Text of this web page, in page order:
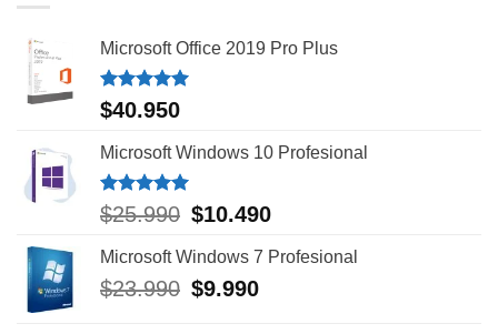
Microsoft Office 2019 Pro Plus
Valorado
con5.00
$40.950
Microsoft Windows 10 Profesional
Valorado
con5.00
$25.990 El
original
era:
$25.990.
$10.490El
actual
Microsoft Windows 7 Profesional
$23.990 El
$9.990El